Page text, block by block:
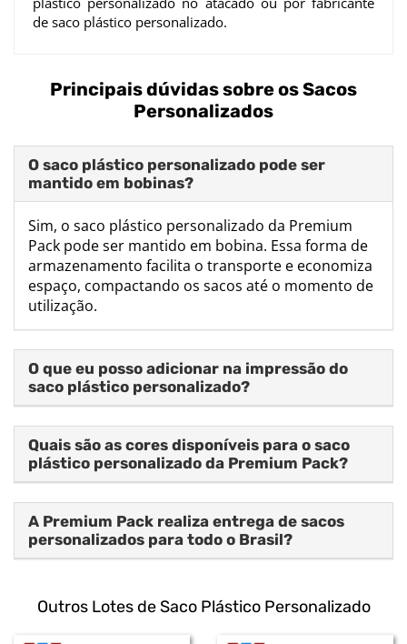
de saco plástico personalizado.
Principais dúvidas sobre os Sacos
Personalizados
O saco plástico personalizado pode ser
mantido em bobinas?
Sim, o saco plástico personalizado da Premium
Pack pode ser mantido em bobina. Essa forma de
armazenamento facilita o transporte e economiza
espaço, compactando os sacos até o momento de
utilização.
O que eu posso adicionar na impressão do
saco plástico personalizado?
Quais são as cores disponíveis para o saco
plástico personalizado da Premium Pack?
A Premium Pack realiza entrega de sacos
personalizados para todo o Brasil?
Outros Lotes de Saco Plástico Personalizado